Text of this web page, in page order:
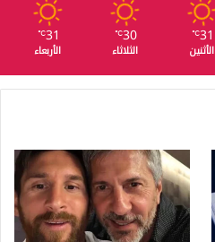
31
℃
الأثنين
30
℃
الثلاثاء
31
℃
الأربعاء